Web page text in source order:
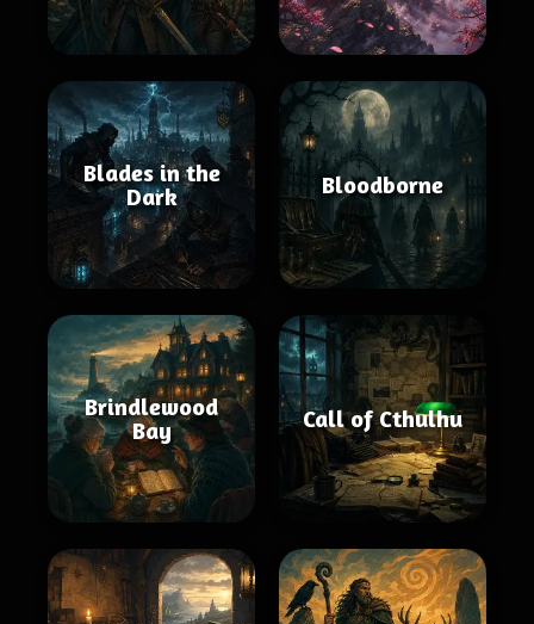
Blades in the
Dark
Bloodborne
Brindlewood
Bay
Call of Cthulhu